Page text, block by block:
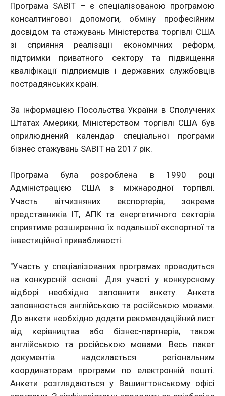
Програма SABIT – є спеціалізованою програмою
консалтингової допомоги, обміну професійним
досвідом та стажувань Міністерства торгівлі США
зі сприяння реалізації економічних реформ,
підтримки приватного сектору та підвищення
кваліфікації підприємців і державних службовців
пострадянських країн.
За інформацією Посольства України в Сполучених
Штатах Америки, Міністерством торгівлі США був
оприлюднений календар спеціальної програми
бізнес стажувань SABIT на 2017 рік.
Програма була розроблена в 1990 році
Адміністрацією США з міжнародної торгівлі.
Участь вітчизняних експортерів, зокрема
представників ІТ, АПК та енергетичного секторів
сприятиме розширенню їх подальшої експортної та
інвестиційної привабливості.
"Участь у спеціалізованих програмах проводиться
на конкурсній основі. Для участі у конкурсному
відборі необхідно заповнити анкету. Анкета
заповнюється англійською та російською мовами.
До анкети необхідно додати рекомендаційний лист
від керівництва або бізнес-партнерів, також
англійською та російською мовами. Весь пакет
документів надсилається регіональним
координаторам програми по електронній пошті.
Анкети розглядаються у Вашингтонському офісі